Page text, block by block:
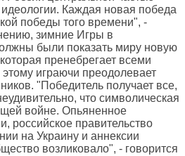
идеологии. Каждая новая победа
победы того времени", -
зимние Игры в
были показать миру новую
пренебрегает всеми
играючи преодолевает
"Победитель получает все,
что символическая
войне. Опьяненное
российское правительство
на Украину и аннексии
возликовало", - говорится